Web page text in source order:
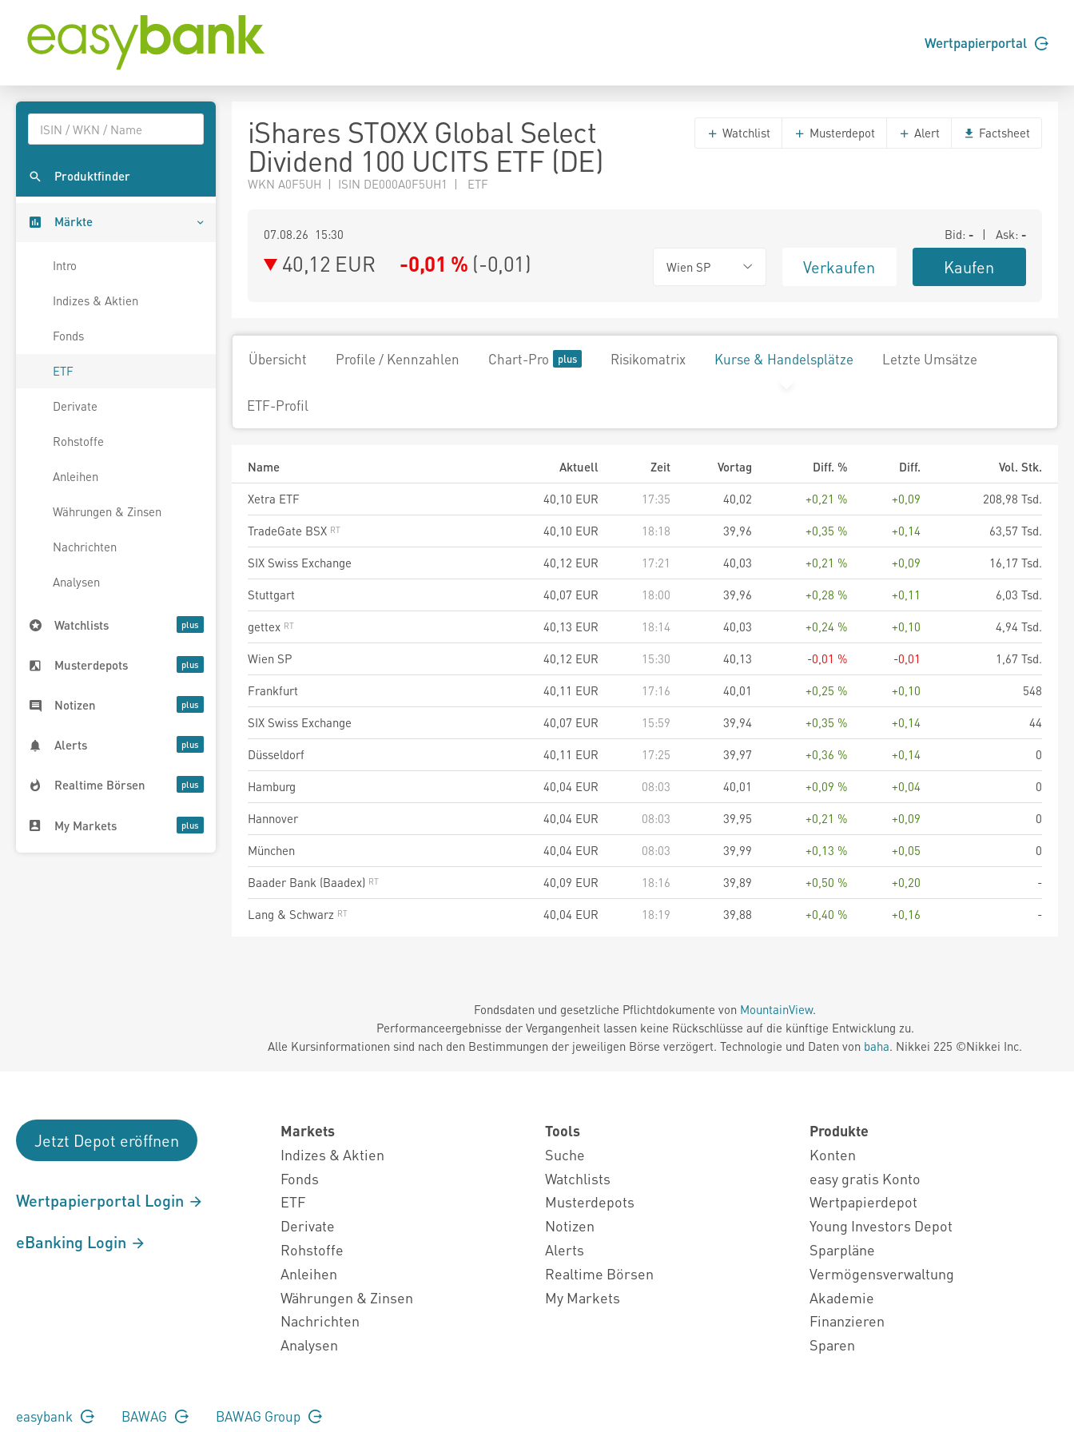
Wertpapierportal
Produktfinder
Märkte
Intro
Indizes & Aktien
Fonds
ETF
Derivate
Rohstoffe
Anleihen
Währungen & Zinsen
Nachrichten
Analysen
Watchlists
Musterdepots
Notizen
Alerts
Realtime Börsen
My Markets
iShares STOXX Global Select
Dividend 100 UCITS ETF (DE)
WKN A0F5UH | ISIN DE000A0F5UH1 | ETF
Watchlist Musterdepot Alert Factsheet
07.08.26 15:30 Bid: - | Ask: -
40,12 EUR -0,01 % (-0,01) Wien SP Verkaufen Kaufen
Übersicht Profile / Kennzahlen Chart-Pro Risikomatrix Kurse & Handelsplätze Letzte Umsätze
ETF-Profil
Name Aktuell Zeit Vortag Diff. % Diff.
Vol. Stk.
Xetra ETF
40,10 EUR 17:35 40,02 +0,21 % +0,09
208,98 Tsd.
TradeGate BSX
40,10 EUR 18:18 39,96 +0,35 % +0,14
63,57 Tsd.
SIX Swiss Exchange
40,12 EUR 17:21 40,03 +0,21 % +0,09
16,17 Tsd.
Stuttgart
40,07 EUR 18:00 39,96 +0,28 % +0,11
6,03 Tsd.
gettex
40,13 EUR 18:14 40,03 +0,24 % +0,10
4,94 Tsd.
Wien SP
40,12 EUR 15:30 40,13 -0,01 % -0,01
1,67 Tsd.
Frankfurt
40,11 EUR 17:16 40,01 +0,25 % +0,10
548
SIX Swiss Exchange
40,07 EUR 15:59 39,94 +0,35 % +0,14
44
Düsseldorf
40,11 EUR 17:25 39,97 +0,36 % +0,14
0
Hamburg
40,04 EUR 08:03 40,01 +0,09 % +0,04
0
Hannover
40,04 EUR 08:03 39,95 +0,21 % +0,09
0
München
40,04 EUR 08:03 39,99 +0,13 % +0,05
0
Baader Bank (Baadex)
40,09 EUR 18:16 39,89 +0,50 % +0,20
-
Lang & Schwarz
40,04 EUR 18:19 39,88 +0,40 % +0,16 -
Fondsdaten und gesetzliche Pflichtdokumente von MountainView.
Performanceergebnisse der Vergangenheit lassen keine Rückschlüsse auf die künftige Entwicklung zu.
Alle Kursinformationen sind nach den Bestimmungen der jeweiligen Börse verzögert. Technologie und Daten von baha. Nikkei 225 ©Nikkei Inc.
Jetzt Depot eröffnen
Wertpapierportal Login
eBanking Login
Markets
Indizes & Aktien
Fonds
ETF
Derivate
Rohstoffe
Anleihen
Währungen & Zinsen
Nachrichten
Analysen
Tools
Suche
Watchlists
Musterdepots
Notizen
Alerts
Realtime Börsen
My Markets
Produkte
Konten
easy gratis Konto
Wertpapierdepot
Young Investors Depot
Sparpläne
Vermögensverwaltung
Akademie
Finanzieren
Sparen
easybank BAWAG BAWAG Group